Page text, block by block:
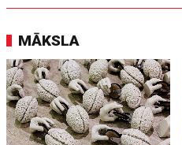
MĀKSLA